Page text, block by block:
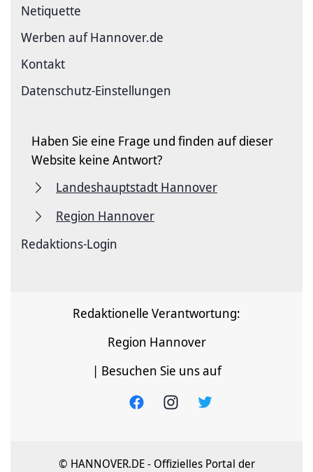
Netiquette
Werben auf Hannover.de
Kontakt
Datenschutz-Einstellungen
Haben Sie eine Frage und finden auf dieser
Website keine Antwort?
Landeshauptstadt Hannover
Region Hannover
Redaktions-Login
Redaktionelle Verantwortung:
Region Hannover
| Besuchen Sie uns auf
© HANNOVER.DE - Offizielles Portal der